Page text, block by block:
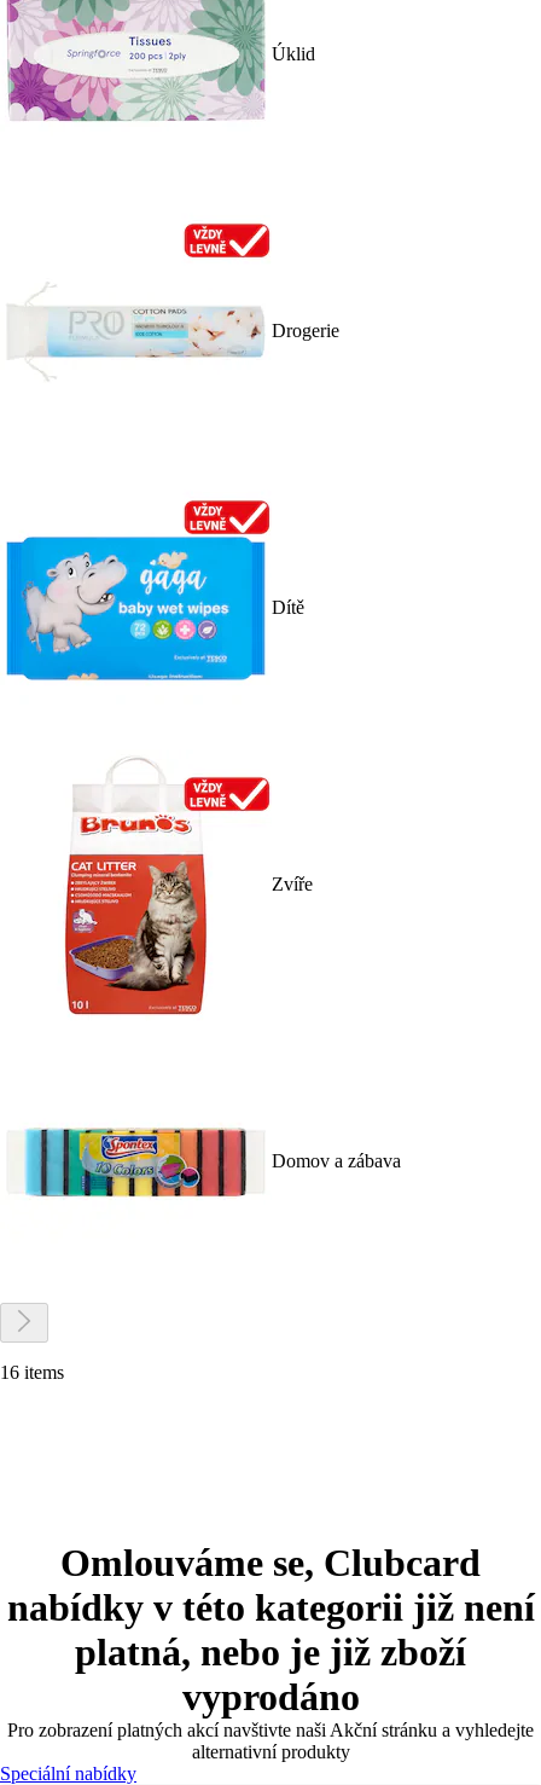
Úklid
Drogerie
Dítě
Zvíře
Domov a zábava
16 items
Omlouváme se, Clubcard
nabídky v této kategorii již není
platná, nebo je již zboží
vyprodáno
Pro zobrazení platných akcí navštivte naši Akční stránku a vyhledejte
alternativní produkty
Speciální nabídky